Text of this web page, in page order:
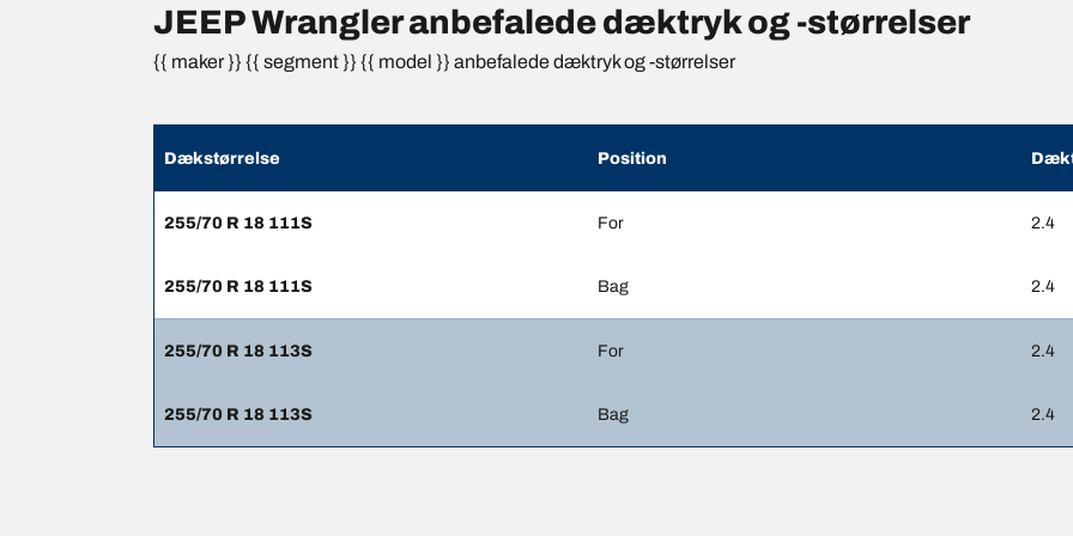
JEEP Wrangler anbefalede dæktryk og -størrelser
{{ maker }} {{ segment }} {{ model }} anbefalede dæktryk og -størrelser
Dækstørrelse Position
255/70 R 18 111S For 2.4
255/70 R 18 111S Bag 2.4
255/70 R 18 113S For 2.4
255/70 R 18 113S Bag 2.4